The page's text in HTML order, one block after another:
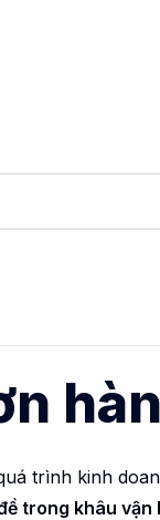
trình kinh
trong khâu vận